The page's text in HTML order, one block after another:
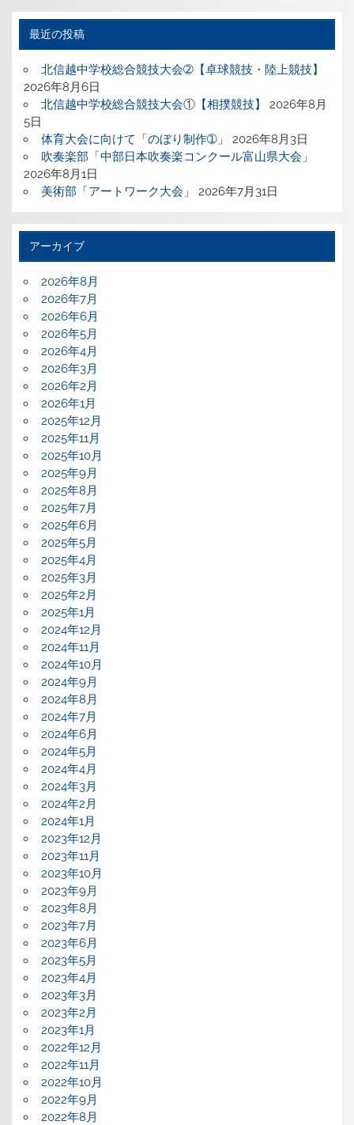
最近の投稿
北信越中学校総合競技大会➁【卓球競技・陸上競技】
2026年8月6日
北信越中学校総合競技大会①【相撲競技】
2026年8月
5日
体育大会に向けて「のぼり制作➀」
2026年8月3日
吹奏楽部「中部日本吹奏楽コンクール富山県大会」
2026年8月1日
美術部「アートワーク大会」
2026年7月31日
アーカイブ
2026年8月
2026年7月
2026年6月
2026年5月
2026年4月
2026年3月
2026年2月
2026年1月
2025年12月
2025年11月
2025年10月
2025年9月
2025年8月
2025年7月
2025年6月
2025年5月
2025年4月
2025年3月
2025年2月
2025年1月
2024年12月
2024年11月
2024年10月
2024年9月
2024年8月
2024年7月
2024年6月
2024年5月
2024年4月
2024年3月
2024年2月
2024年1月
2023年12月
2023年11月
2023年10月
2023年9月
2023年8月
2023年7月
2023年6月
2023年5月
2023年4月
2023年3月
2023年2月
2023年1月
2022年12月
2022年11月
2022年10月
2022年9月
2022年8月